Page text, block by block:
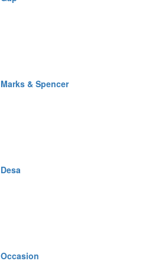
Marks & Spencer
Desa
Occasion